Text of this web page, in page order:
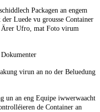
Packagen an engem
Luede vu grousse Container
Ärer Ufro, mat Foto virum
virun an no der Beluedung
un an eng Equipe iwwerwaacht
de Container an